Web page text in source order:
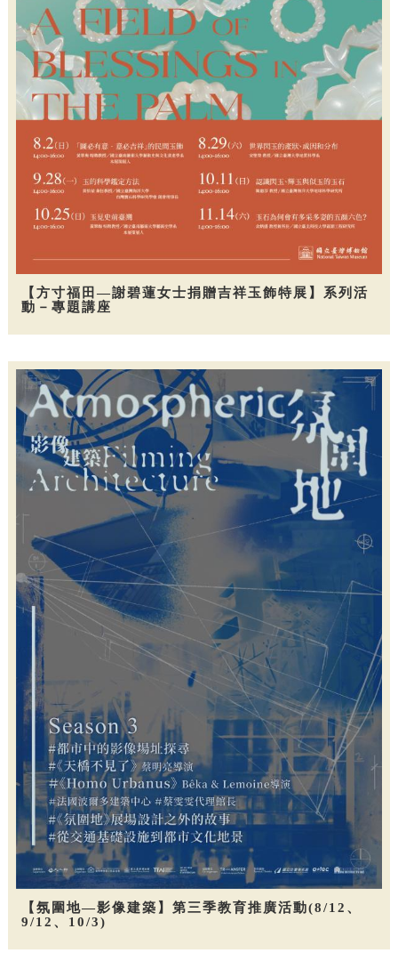
【方寸福田—謝碧蓮女士捐贈吉祥玉飾特展】系列活
動－專題講座
【氛圍地—影像建築】第三季教育推廣活動(8/12、
9/12、10/3)